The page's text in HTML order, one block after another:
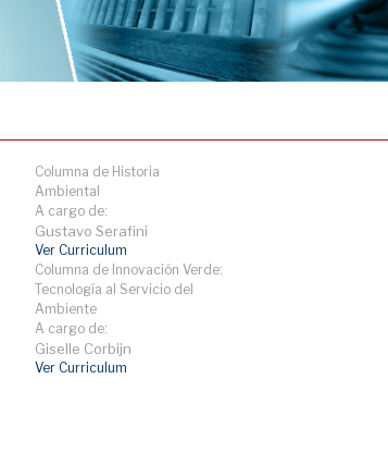
Columna de Historia
Ambiental
A cargo de:
Gustavo Serafini
Ver Curriculum
Columna de Innovación Verde:
Tecnología al Servicio del
Ambiente
A cargo de:
Giselle Corbijn
Ver Curriculum